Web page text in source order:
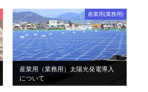
産業用(業務用)
産業用（業務用）太陽光発電導入
について